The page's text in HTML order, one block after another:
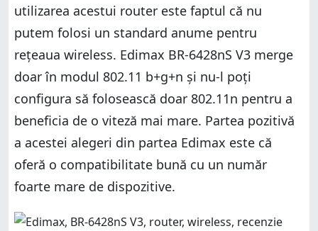
utilizarea acestui router este faptul că nu
putem folosi un standard anume pentru
rețeaua wireless. Edimax BR-6428nS V3 merge
doar în modul 802.11 b+g+n și nu-l poți
configura să folosească doar 802.11n pentru a
beneficia de o viteză mai mare. Partea pozitivă
a acestei alegeri din partea Edimax este că
oferă o compatibilitate bună cu un număr
foarte mare de dispozitive.